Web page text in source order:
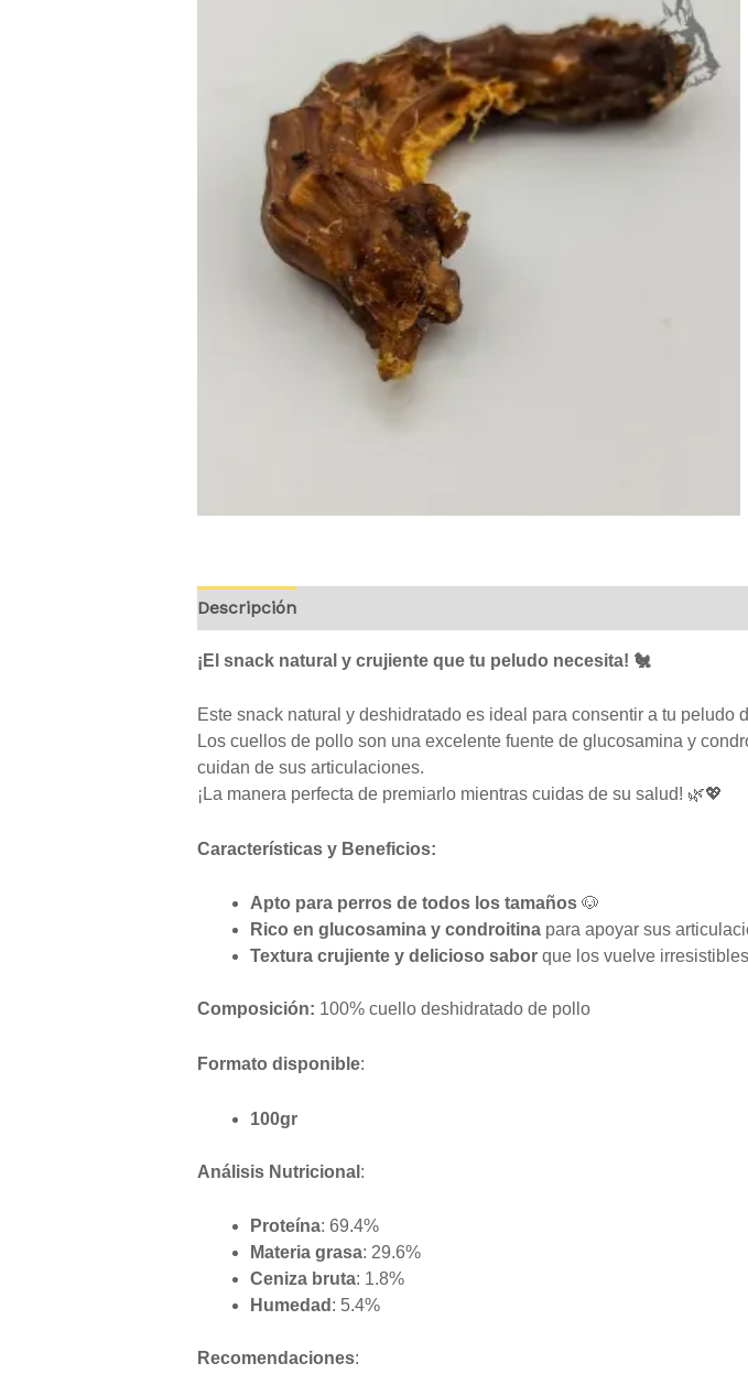
Descripción
¡El snack natural y crujiente que tu peludo necesita! 🐔
Este snack natural y deshidratado es ideal para consentir a tu peludo
Los cuellos de pollo son una excelente fuente de glucosamina y
cuidan de sus articulaciones.
¡La manera perfecta de premiarlo mientras cuidas de su salud! 🌿💖
Características y Beneficios:
Apto para perros de todos los tamaños🐶
Rico en glucosamina y condroitinapara apoyar sus
Textura crujiente y delicioso saborque los vuelve irresistibles
Composición: 100% cuello deshidratado de pollo
Formato disponible:
100gr
Análisis Nutricional :
Proteína: 69.4%
Materia grasa: 29.6%
Ceniza bruta: 1.8%
Humedad : 5.4%
Recomendaciones: